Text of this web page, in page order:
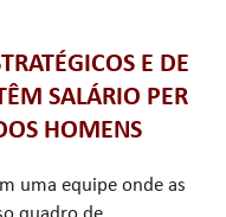
E DE
SALÁRIO PER
HOMENS
uma equipe onde as